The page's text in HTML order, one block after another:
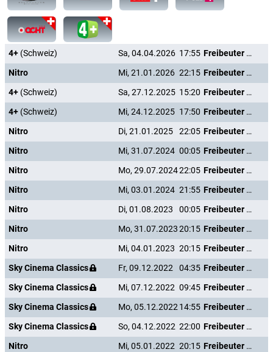
4+ (Schweiz) Sa, 04.04.2026 17:55
Freibeuter der Meere
Nitro
Mi, 21.01.2026 22:15
Freibeuter der Meere
4+ (Schweiz) Sa, 27.12.2025 15:20
Freibeuter der Meere
4+ (Schweiz) Mi, 24.12.2025 17:50
Freibeuter der Meere
Nitro
Di, 21.01.2025 22:05
Freibeuter der Meere
Nitro
Mi, 31.07.2024 00:05
Freibeuter der Meere
Nitro
Mo, 29.07.202422:05
Freibeuter der Meere
Nitro
Mi, 03.01.2024 21:55
Freibeuter der Meere
Nitro
Di, 01.08.2023 00:05
Freibeuter der Meere
Nitro
Mo, 31.07.202320:15
Freibeuter der Meere
Nitro
Mi, 04.01.2023 20:15
Freibeuter der Meere
Sky Cinema Classics
Fr, 09.12.2022 04:35
Freibeuter der Meere
Sky Cinema Classics
Mi, 07.12.2022 09:45
Freibeuter der Meere
Sky Cinema Classics
Mo, 05.12.202214:55
Freibeuter der Meere
Sky Cinema Classics
So, 04.12.2022 22:00
Freibeuter der Meere
Nitro
Mi, 05.01.2022 20:15
Freibeuter der Meere